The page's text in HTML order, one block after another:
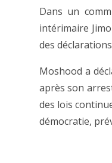
Dans un
intérimaire
des
Moshood a
après son
des lois
démocratie,